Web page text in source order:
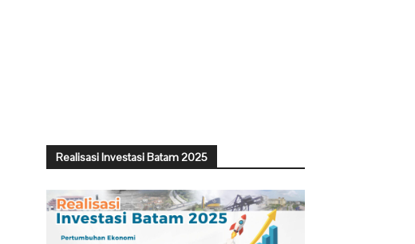
Realisasi Investasi Batam 2025